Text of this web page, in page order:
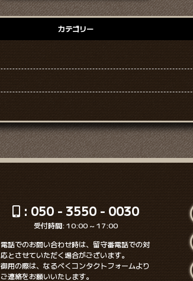
カテゴリー
: 050 - 3550 - 0030
受付時間: 10:00 ~ 17:00
電話でのお問い合わせ時は、留守番電話での対
応とさせていただく場合がございます。
御用の際は、なるべくコンタクトフォームより
ご連絡をお願いいたします。